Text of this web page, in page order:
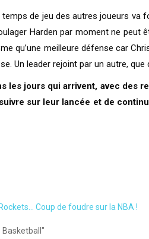
de jeu des autres joueurs va
Harden par moment ne peut
qu’une meilleure défense car
Un leader rejoint par un autre,
les jours qui arrivent, avec des
sur leur lancée et de
Coup de foudre sur la NBA !
Basketball"